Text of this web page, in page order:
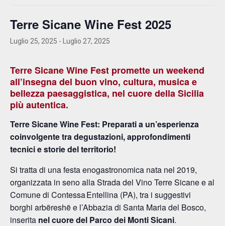
Terre Sicane Wine Fest 2025
Luglio 25, 2025 - Luglio 27, 2025
Terre Sicane Wine Fest promette un weekend
all’insegna del buon vino, cultura, musica e
bellezza paesaggistica, nel cuore della Sicilia
più autentica.
Terre Sicane Wine Fest: Preparati a un’esperienza
coinvolgente tra degustazioni, approfondimenti
tecnici e storie del territorio!
Si tratta di una festa enogastronomica nata nel 2019,
organizzata in seno alla Strada del Vino Terre Sicane e al
Comune di Contessa Entellina (PA), tra i suggestivi
borghi arbëreshë e l’Abbazia di Santa Maria del Bosco,
inserita nel cuore del Parco dei Monti Sicani.